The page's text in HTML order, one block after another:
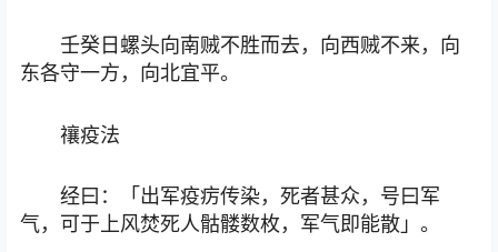
壬癸日螺头向南贼不胜而去，向西贼不来，向
东各守一方，向北宜平。
禳疫法
经曰：「出军疫疠传染，死者甚众，号曰军
气，可于上风焚死人骷髅数枚，军气即能散」。